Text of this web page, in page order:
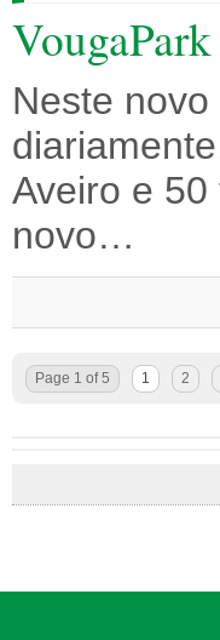
Neste
Aveiro e
novo…
Page 1 of 5 1 2